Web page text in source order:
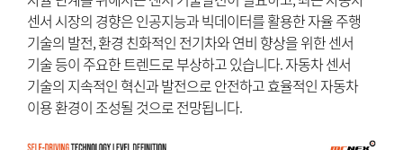
센서 시장의 경향은 인공지능과 빅데이터를 활용한 자율 주행
기술의 발전, 환경 친화적인 전기차와 연비 향상을 위한 센서
기술 등이 주요한 트렌드로 부상하고 있습니다. 자동차 센서
기술의 지속적인 혁신과 발전으로 안전하고 효율적인 자동차
이용 환경이 조성될 것으로 전망됩니다.